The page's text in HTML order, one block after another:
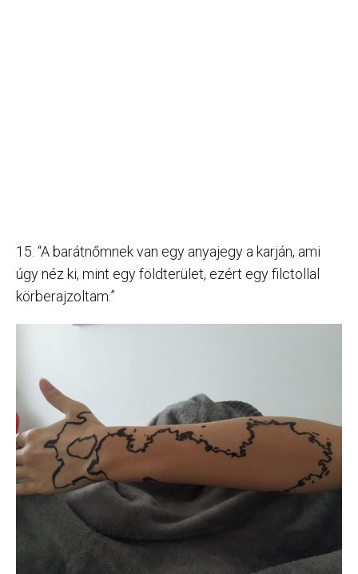
15. “A barátnőmnek van egy anyajegy a karján, ami
úgy néz ki, mint egy földterület, ezért egy filctollal
körberajzoltam.”